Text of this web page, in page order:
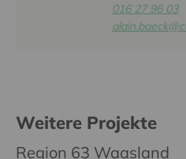
016 27 96 03
Weitere Projekte
Region 63 Waasland